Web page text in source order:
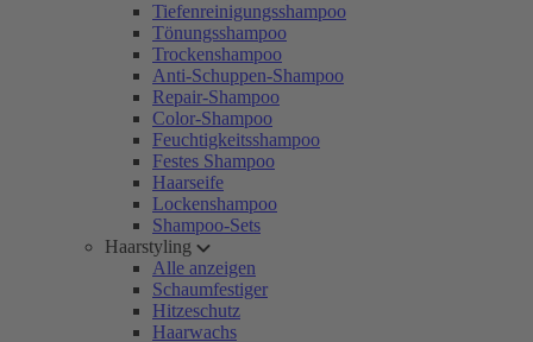
Tiefenreinigungsshampoo
Tönungsshampoo
Trockenshampoo
Anti-Schuppen-Shampoo
Repair-Shampoo
Color-Shampoo
Feuchtigkeitsshampoo
Festes Shampoo
Haarseife
Lockenshampoo
Shampoo-Sets
Haarstyling
Alle anzeigen
Schaumfestiger
Hitzeschutz
Haarwachs